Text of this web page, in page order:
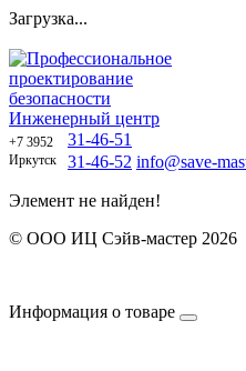
Загрузка...
Профессиональное
проектирование
безопасности
Инженерный центр
+7 3952
Иркутск
31-46-51
31-46-52 info@save-
Элемент не найден!
© ООО ИЦ Сэйв-мастер 2026
Информация о товаре